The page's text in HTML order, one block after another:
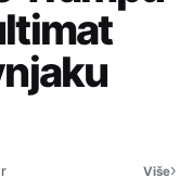
Više›